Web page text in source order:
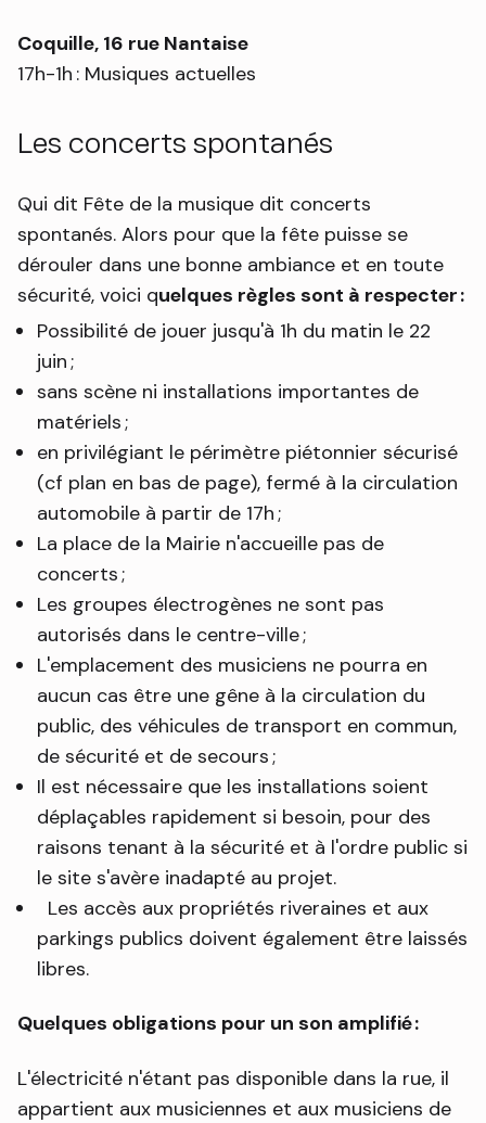
Coquille, 16 rue Nantaise
17h-1h : Musiques actuelles
Les concerts spontanés
Qui dit Fête de la musique dit concerts
spontanés. Alors pour que la fête puisse se
dérouler dans une bonne ambiance et en toute
sécurité, voici quelques règles sont à respecter :
Possibilité de jouer jusqu'à 1h du matin le 22
juin ;
sans scène ni installations importantes de
matériels ;
en privilégiant le périmètre piétonnier sécurisé
(cf plan en bas de page), fermé à la circulation
automobile à partir de 17h ;
La place de la Mairie n'accueille pas de
concerts ;
Les groupes électrogènes ne sont pas
autorisés dans le centre-ville ;
L'emplacement des musiciens ne pourra en
aucun cas être une gêne à la circulation du
public, des véhicules de transport en commun,
de sécurité et de secours ;
Il est nécessaire que les installations soient
déplaçables rapidement si besoin, pour des
raisons tenant à la sécurité et à l'ordre public si
le site s'avère inadapté au projet.
Les accès aux propriétés riveraines et aux
parkings publics doivent également être laissés
libres.
Quelques obligations pour un son amplifié :
L'électricité n'étant pas disponible dans la rue, il
appartient aux musiciennes et aux musiciens de